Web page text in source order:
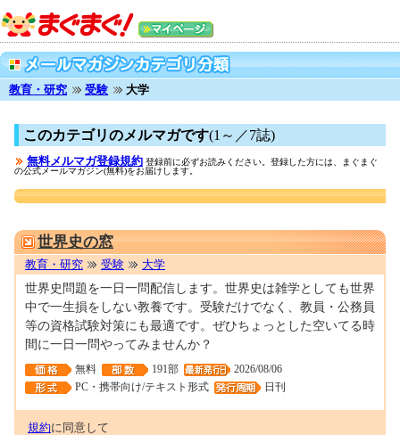
教育・研究 受験 大学
このカテゴリのメルマガです(1～／7誌)
無料メルマガ登録規約 登録前に必ずお読みください。登録した方には、まぐまぐ
の公式メールマガジン(無料)をお届けします。
世界史の窓
教育・研究 受験 大学
世界史問題を一日一問配信します。世界史は雑学としても世界
中で一生損をしない教養です。受験だけでなく、教員・公務員
等の資格試験対策にも最適です。ぜひちょっとした空いてる時
間に一日一問やってみませんか？
無料 191部
2026/08/06
PC・携帯向け/テキスト形式
日刊
規約に同意して